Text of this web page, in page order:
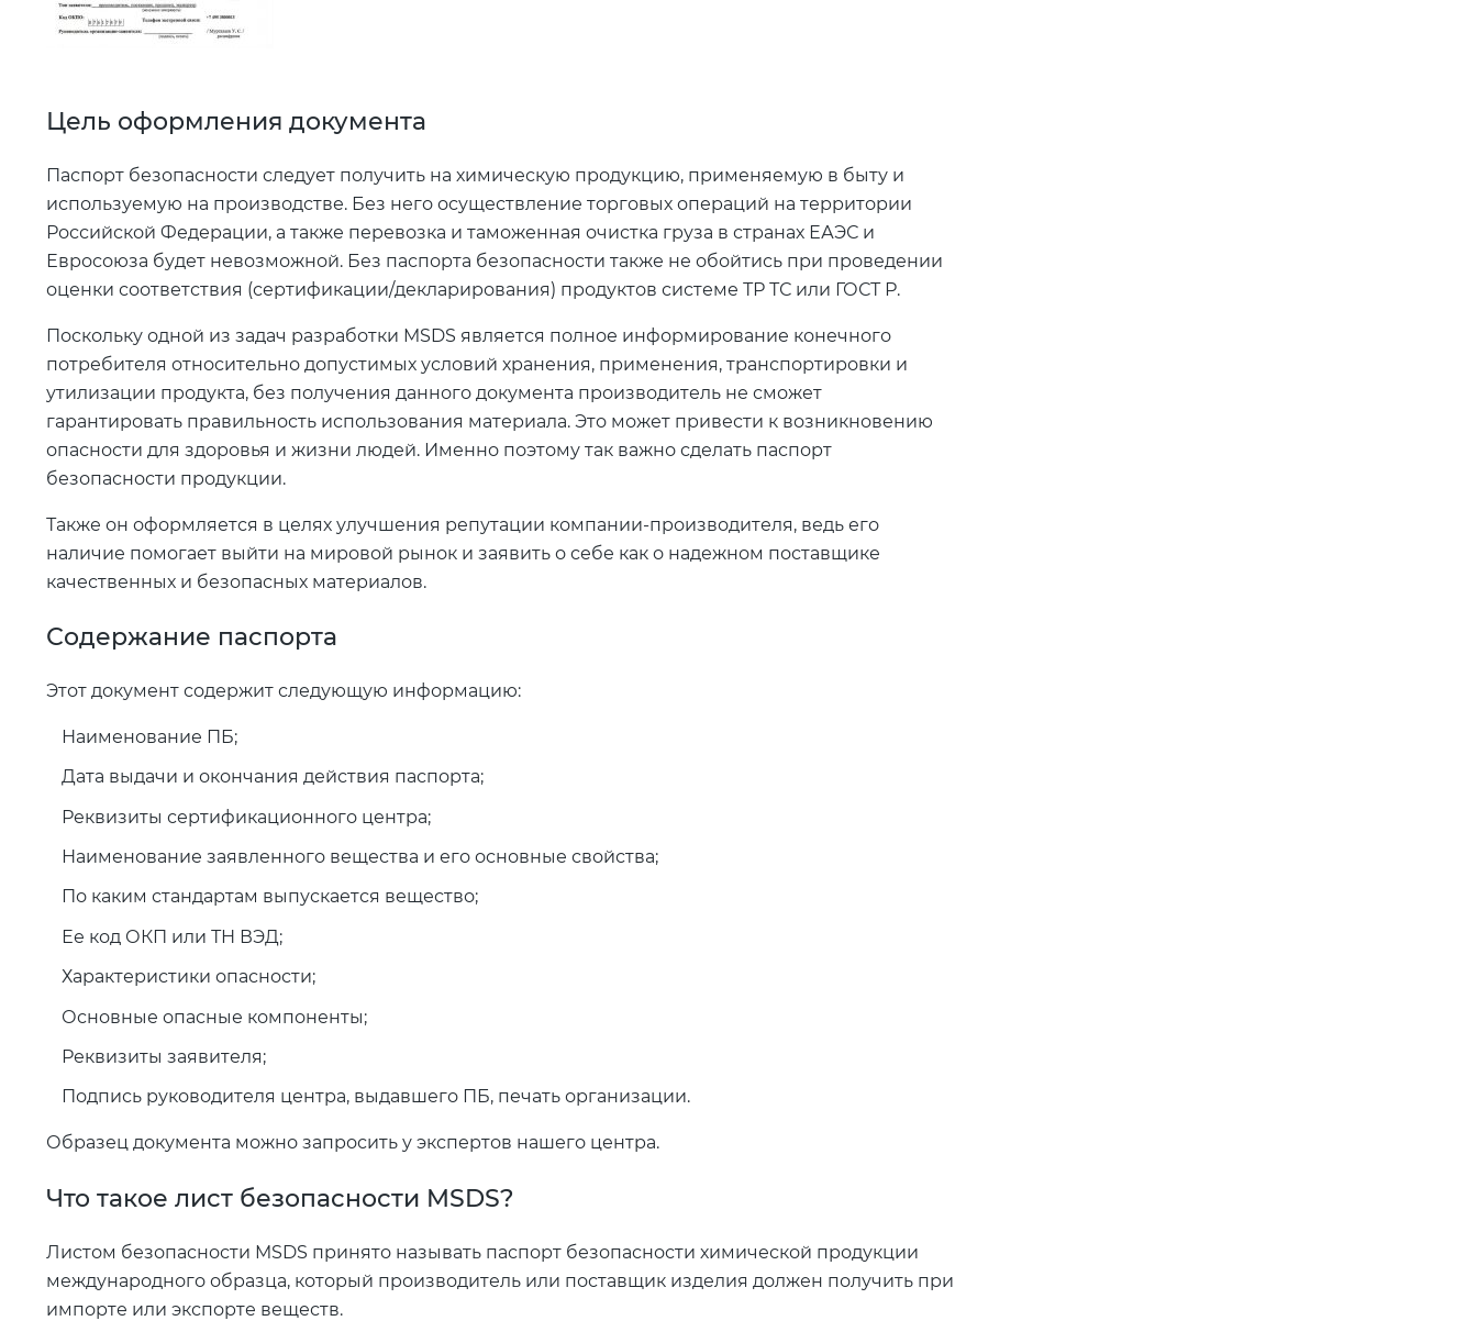
Цель оформления документа
Паспорт безопасности следует получить на химическую продукцию, применяемую в быту и
используемую на производстве. Без него осуществление торговых операций на территории
Российской Федерации, а также перевозка и таможенная очистка груза в странах ЕАЭС и
Евросоюза будет невозможной. Без паспорта безопасности также не обойтись при проведении
оценки соответствия (сертификации/декларирования) продуктов системе ТР ТС или ГОСТ Р.
Поскольку одной из задач разработки MSDS является полное информирование конечного
потребителя относительно допустимых условий хранения, применения, транспортировки и
утилизации продукта, без получения данного документа производитель не сможет
гарантировать правильность использования материала. Это может привести к возникновению
опасности для здоровья и жизни людей. Именно поэтому так важно сделать паспорт
безопасности продукции.
Также он оформляется в целях улучшения репутации компании-производителя, ведь его
наличие помогает выйти на мировой рынок и заявить о себе как о надежном поставщике
качественных и безопасных материалов.
Содержание паспорта
Этот документ содержит следующую информацию:
Наименование ПБ;
Дата выдачи и окончания действия паспорта;
Реквизиты сертификационного центра;
Наименование заявленного вещества и его основные свойства;
По каким стандартам выпускается вещество;
Ее код ОКП или ТН ВЭД;
Характеристики опасности;
Основные опасные компоненты;
Реквизиты заявителя;
Подпись руководителя центра, выдавшего ПБ, печать организации.
Образец документа можно запросить у экспертов нашего центра.
Что такое лист безопасности MSDS?
Листом безопасности MSDS принято называть паспорт безопасности химической продукции
международного образца, который производитель или поставщик изделия должен получить при
импорте или экспорте веществ.